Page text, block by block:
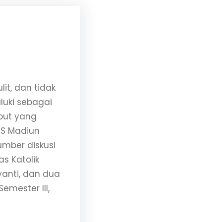
dan tidak
sebagai
yang
Madiun
diskusi
Katolik
dan dua
III,